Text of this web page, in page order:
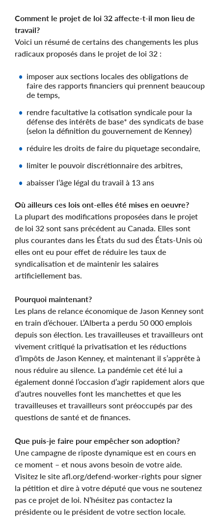
Comment le projet de loi 32 affecte-t-il mon lieu de
travail?
Voici un résumé de certains des changements les plus
radicaux proposés dans le projet de loi 32 :
imposer aux sections locales des obligations de
faire des rapports financiers qui prennent beaucoup
de temps,
rendre facultative la cotisation syndicale pour la
défense des intérêts de base* des syndicats de base
(selon la définition du gouvernement de Kenney)
réduire les droits de faire du piquetage secondaire,
limiter le pouvoir discrétionnaire des arbitres,
abaisser l’âge légal du travail à 13 ans
Où ailleurs ces lois ont-elles été mises en oeuvre?
La plupart des modifications proposées dans le projet
de loi 32 sont sans précédent au Canada. Elles sont
plus courantes dans les États du sud des États-Unis où
elles ont eu pour effet de réduire les taux de
syndicalisation et de maintenir les salaires
artificiellement bas.
Pourquoi maintenant?
Les plans de relance économique de Jason Kenney sont
en train d’échouer. L’Alberta a perdu 50 000 emplois
depuis son élection. Les travailleuses et travailleurs ont
vivement critiqué la privatisation et les réductions
d’impôts de Jason Kenney, et maintenant il s’apprête à
nous réduire au silence. La pandémie cet été lui a
également donné l’occasion d’agir rapidement alors que
d’autres nouvelles font les manchettes et que les
travailleuses et travailleurs sont préoccupés par des
questions de santé et de finances.
Que puis-je faire pour empêcher son adoption?
Une campagne de riposte dynamique est en cours en
ce moment – et nous avons besoin de votre aide.
Visitez le site afl.org/defend-worker-rights pour signer
la pétition et dire à votre député que vous ne soutenez
pas ce projet de loi. N’hésitez pas contactez la
présidente ou le président de votre section locale.